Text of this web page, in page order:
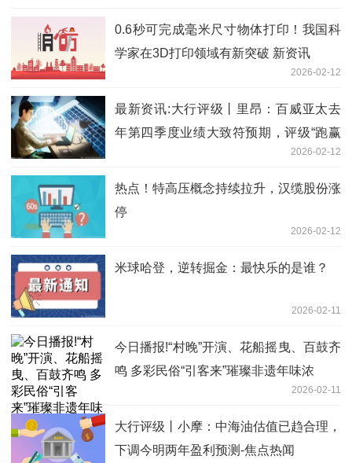
0.6秒可完成毫米尺寸物体打印！我国科
学家在3D打印领域有新突破 新资讯
2026-02-12
最新资讯:大行评级丨里昂：百威亚太去
年第四季度业绩大致符预期，评级“跑赢
2026-02-12
热点！特高压概念持续拉升，汉缆股份涨
停
2026-02-12
米球哈登，逆转掘金：最快乐的是谁？
2026-02-11
今日播报!“村晚”开演、花船摇曳、百鼓齐
鸣 多彩民俗“引客来”璀璨非遗年味浓
2026-02-11
大行评级丨小摩：中海油估值已趋合理，
下调今明两年盈利预测-焦点热闻